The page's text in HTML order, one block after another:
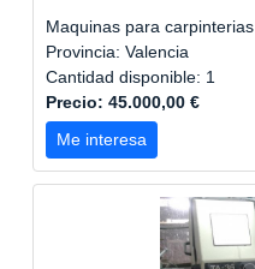
Maquinas para carpinterias
Provincia: Valencia
Cantidad disponible: 1
Precio: 45.000,00 €
Me interesa